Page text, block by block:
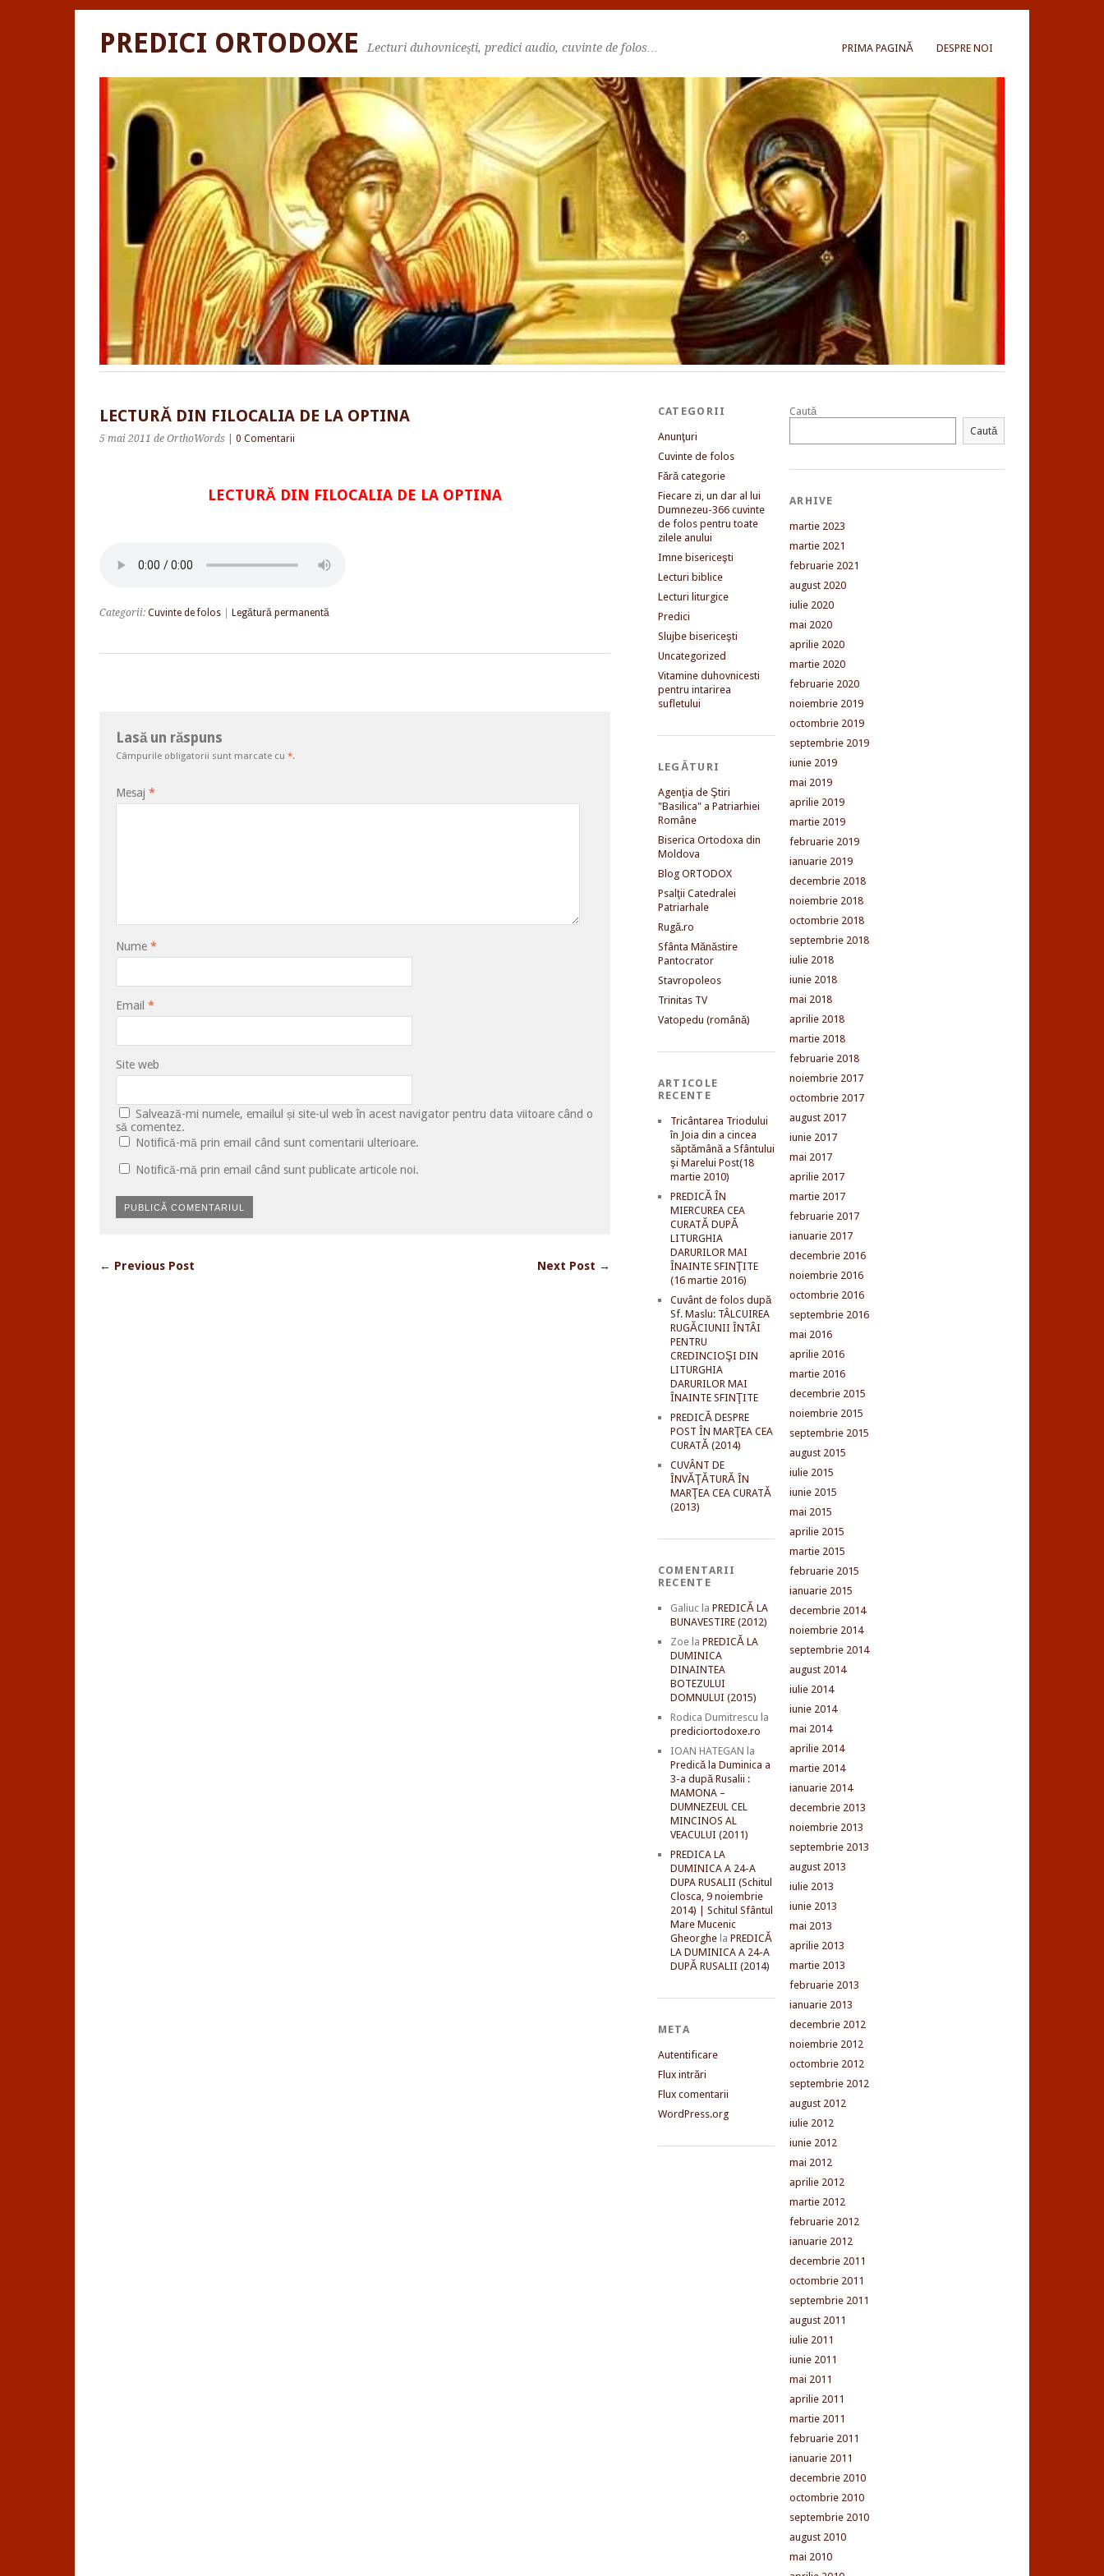
PRIMA PAGINĂ DESPRE NOI
PREDICI ORTODOXE Lecturi duhovniceşti, predici audio, cuvinte de folos…
LECTURĂ DIN FILOCALIA DE LA OPTINA
5 mai 2011 de OrthoWords 0 Comentarii
LECTURĂ DIN FILOCALIA DE LA OPTINA
Categorii: Cuvinte de folos Legătură permanentă
Lasă un răspuns
Câmpurile obligatorii sunt marcate cu *.
Mesaj *
Nume *
Email *
Site web
Salvează-mi numele, emailul și site-ul web în acest navigator pentru data viitoare când o
să comentez.
Notifică-mă prin email când sunt comentarii ulterioare.
Notifică-mă prin email când sunt publicate articole noi.
← Previous Post Next Post →
CATEGORII
Anunţuri
Cuvinte de folos
Fără categorie
Fiecare zi, un dar al lui
Dumnezeu-366 cuvinte
de folos pentru toate
zilele anului
Imne bisericeşti
Lecturi biblice
Lecturi liturgice
Predici
Slujbe bisericeşti
Uncategorized
Vitamine duhovnicesti
pentru intarirea
sufletului
LEGĂTURI
Agenţia de Ştiri
"Basilica" a Patriarhiei
Române
Biserica Ortodoxa din
Moldova
Blog ORTODOX
Psalţii Catedralei
Patriarhale
Rugă.ro
Sfânta Mănăstire
Pantocrator
Stavropoleos
Trinitas TV
Vatopedu (română)
ARTICOLE
RECENTE
Tricântarea Triodului
în Joia din a cincea
săptămână a Sfântului
şi Marelui Post(18
martie 2010)
PREDICĂ ÎN
MIERCUREA CEA
CURATĂ DUPĂ
LITURGHIA
DARURILOR MAI
ÎNAINTE SFINŢITE
(16 martie 2016)
Cuvânt de folos după
Sf. Maslu: TÂLCUIREA
RUGĂCIUNII ÎNTÂI
PENTRU
CREDINCIOŞI DIN
LITURGHIA
DARURILOR MAI
ÎNAINTE SFINŢITE
PREDICĂ DESPRE
POST ÎN MARŢEA CEA
CURATĂ (2014)
CUVÂNT DE
ÎNVĂŢĂTURĂ ÎN
MARŢEA CEA CURATĂ
(2013)
COMENTARII
RECENTE
Galiucla PREDICĂ LA
BUNAVESTIRE (2012)
Zoela PREDICĂ LA
DUMINICA
DINAINTEA
BOTEZULUI
DOMNULUI (2015)
Rodica Dumitrescu la
prediciortodoxe.ro
IOAN HATEGAN la
Predică la Duminica a
3-a după Rusalii :
MAMONA –
DUMNEZEUL CEL
MINCINOS AL
VEACULUI (2011)
PREDICA LA
DUMINICA A 24-A
DUPA RUSALII (Schitul
Closca, 9 noiembrie
2014) | Schitul Sfântul
Mare Mucenic
Gheorghela PREDICĂ
LA DUMINICA A 24-A
DUPĂ RUSALII (2014)
META
Autentificare
Flux intrări
Flux comentarii
WordPress.org
Caută
Caută
ARHIVE
martie 2023
martie 2021
februarie 2021
august 2020
iulie 2020
mai 2020
aprilie 2020
martie 2020
februarie 2020
noiembrie 2019
octombrie 2019
septembrie 2019
iunie 2019
mai 2019
aprilie 2019
martie 2019
februarie 2019
ianuarie 2019
decembrie 2018
noiembrie 2018
octombrie 2018
septembrie 2018
iulie 2018
iunie 2018
mai 2018
aprilie 2018
martie 2018
februarie 2018
noiembrie 2017
octombrie 2017
august 2017
iunie 2017
mai 2017
aprilie 2017
martie 2017
februarie 2017
ianuarie 2017
decembrie 2016
noiembrie 2016
octombrie 2016
septembrie 2016
mai 2016
aprilie 2016
martie 2016
decembrie 2015
noiembrie 2015
septembrie 2015
august 2015
iulie 2015
iunie 2015
mai 2015
aprilie 2015
martie 2015
februarie 2015
ianuarie 2015
decembrie 2014
noiembrie 2014
septembrie 2014
august 2014
iulie 2014
iunie 2014
mai 2014
aprilie 2014
martie 2014
ianuarie 2014
decembrie 2013
noiembrie 2013
septembrie 2013
august 2013
iulie 2013
iunie 2013
mai 2013
aprilie 2013
martie 2013
februarie 2013
ianuarie 2013
decembrie 2012
noiembrie 2012
octombrie 2012
septembrie 2012
august 2012
iulie 2012
iunie 2012
mai 2012
aprilie 2012
martie 2012
februarie 2012
ianuarie 2012
decembrie 2011
octombrie 2011
septembrie 2011
august 2011
iulie 2011
iunie 2011
mai 2011
aprilie 2011
martie 2011
februarie 2011
ianuarie 2011
decembrie 2010
octombrie 2010
septembrie 2010
august 2010
mai 2010